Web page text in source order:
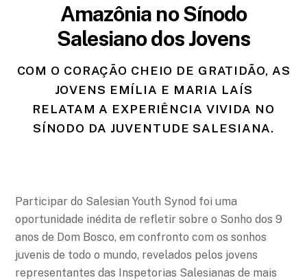
Amazônia no Sínodo
Salesiano dos Jovens
COM O CORAÇÃO CHEIO DE GRATIDÃO, AS
JOVENS EMÍLIA E MARIA LAÍS
RELATAM A EXPERIÊNCIA VIVIDA NO
SÍNODO DA JUVENTUDE SALESIANA.
Participar do Salesian Youth Synod foi uma
oportunidade inédita de refletir sobre o Sonho dos 9
anos de Dom Bosco, em confronto com os sonhos
juvenis de todo o mundo, revelados pelos jovens
representantes das Inspetorias Salesianas de mais